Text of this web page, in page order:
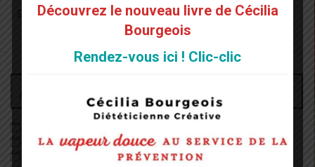
Recherche
décembre 2022
Découvrez le nouveau livre de Cécilia
Bourgeois
Rendez-vous ici ! Clic-clic